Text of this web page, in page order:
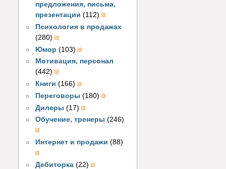
предложения, письма,
презентации (112)
Психология в продажах
(280)
Юмор (103)
Мотивация, персонал
(442)
Книги (166)
Переговоры (180)
Дилеры (17)
Обучение, тренеры (246)
Интернет и продажи (88)
Дебиторка (22)